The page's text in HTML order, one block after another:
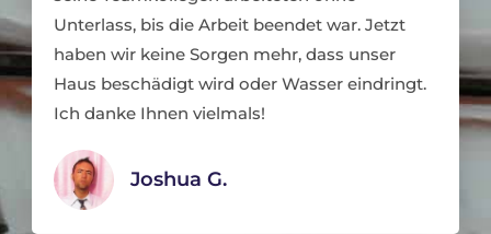
Unterlass, bis die Arbeit beendet war. Jetzt
haben wir keine Sorgen mehr, dass unser
Haus beschädigt wird oder Wasser eindringt.
Ich danke Ihnen vielmals!
Joshua G.